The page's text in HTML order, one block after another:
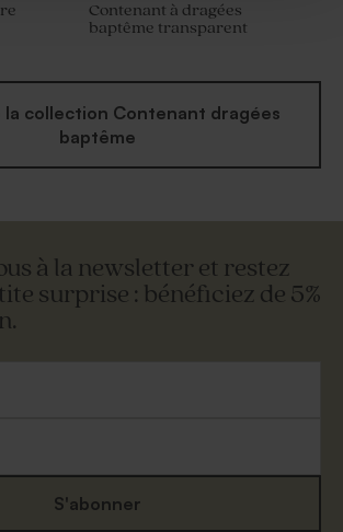
Contenant à dragées
baptême transparent
collection Contenant dragées
baptême
à la newsletter et restez
surprise : bénéficiez de 5%
S'abonner